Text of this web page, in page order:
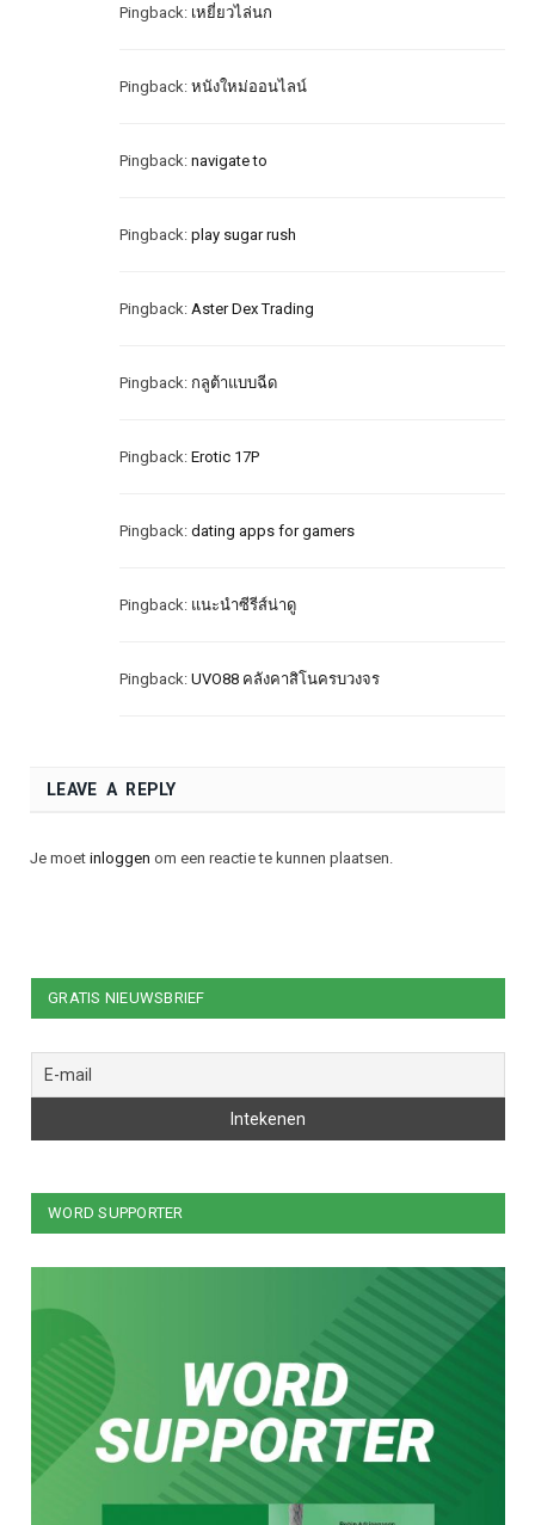
Pingback: เหยี่ยวไล่นก
Pingback: หนังใหม่ออนไลน์
Pingback: navigate to
Pingback: play sugar rush
Pingback: Aster Dex Trading
Pingback: กลูต้าแบบฉีด
Pingback: Erotic 17P
Pingback: dating apps for gamers
Pingback: แนะนำซีรีส์น่าดู
Pingback: UVO88 คลังคาสิโนครบวงจร
LEAVE A REPLY
Je moet inloggen om een reactie te kunnen plaatsen.
GRATIS NIEUWSBRIEF
WORD SUPPORTER